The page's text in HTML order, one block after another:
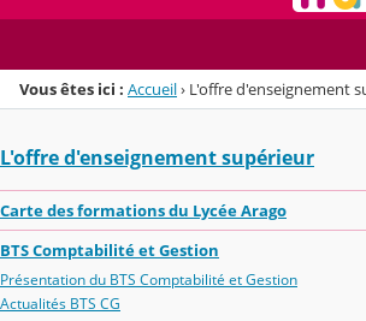
Vous êtes ici : Accueil› L'offre d'enseignement
L'offre d'enseignement supérieur
Carte des formations du Lycée Arago
BTS Comptabilité et Gestion
Présentation du BTS Comptabilité et Gestion
Actualités BTS CG